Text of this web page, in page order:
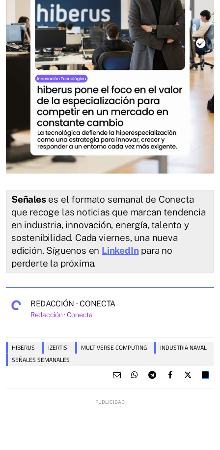
Señaleses el formato semanal de Conecta
que recoge las noticias que marcan tendencia
en industria, innovación, energía, talento y
sostenibilidad. Cada viernes, una nueva
edición. Síguenos en LinkedInpara no
perderte la próxima.
REDACCIÓN · CONECTA
Redacción · Conecta
HIBERUS IZERTIS MULTIVERSE COMPUTING
INDUSTRIA NAVAL
SEÑALES SEMANALES